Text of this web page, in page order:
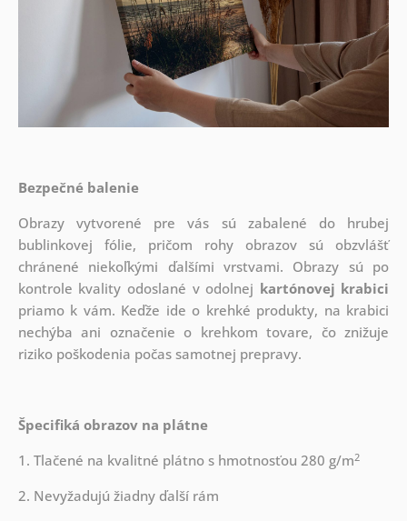
Bezpečné balenie
Obrazy vytvorené pre vás sú zabalené do hrubej
bublinkovej fólie, pričom rohy obrazov sú obzvlášť
chránené niekoľkými ďalšími vrstvami. Obrazy sú po
kontrole kvality odoslané v odolnej kartónovej krabici
priamo k vám. Keďže ide o krehké produkty, na krabici
nechýba ani označenie o krehkom tovare, čo znižuje
riziko poškodenia počas samotnej prepravy.
Špecifiká obrazov na plátne
1. Tlačené na kvalitné plátno s hmotnosťou 280 g/m2
2. Nevyžadujú žiadny ďalší rám